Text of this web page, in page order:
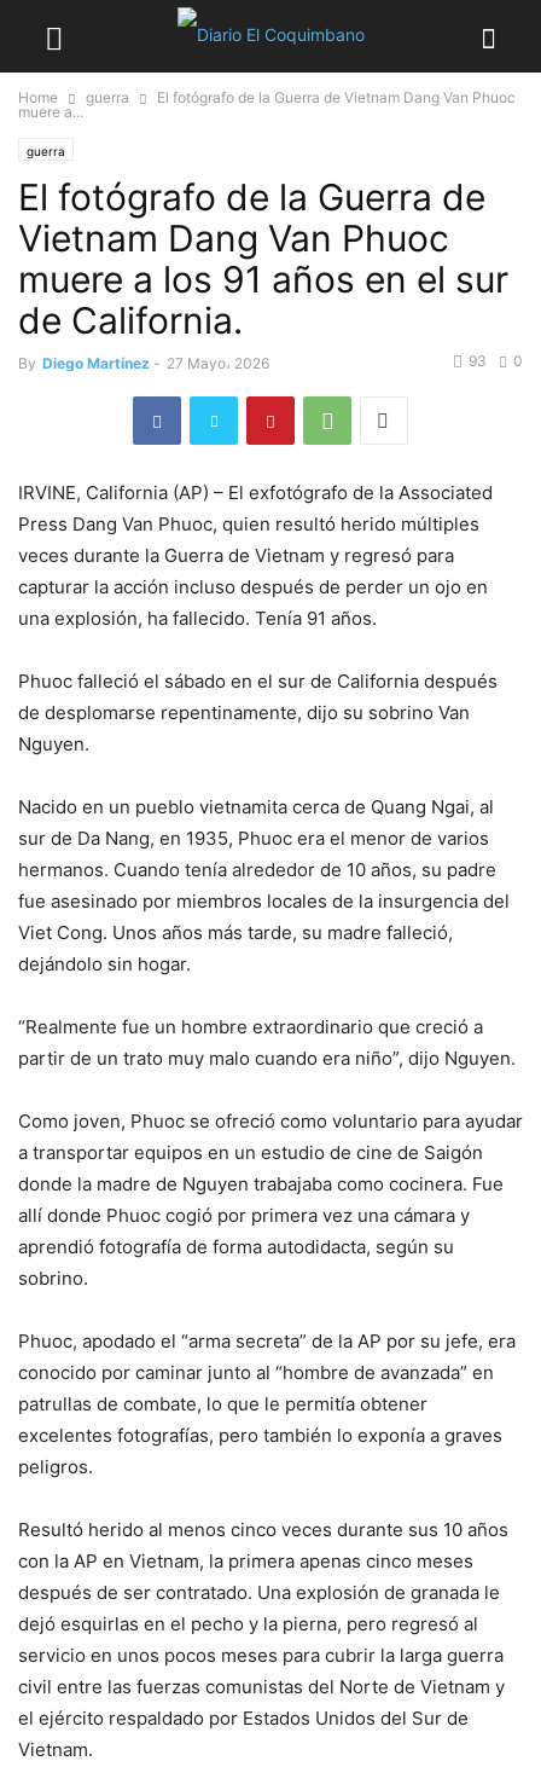
Home guerra
El fotógrafo de la Guerra de Vietnam Dang Van Phuoc
muere a...
guerra
El fotógrafo de la Guerra de
Vietnam Dang Van Phuoc
muere a los 91 años en el sur
de California.
By Diego Martínez - 27 Mayo، 2026 0
93
IRVINE, California (AP) – El exfotógrafo de la Associated
Press Dang Van Phuoc, quien resultó herido múltiples
veces durante la Guerra de Vietnam y regresó para
capturar la acción incluso después de perder un ojo en
una explosión, ha fallecido. Tenía 91 años.
Phuoc falleció el sábado en el sur de California después
de desplomarse repentinamente, dijo su sobrino Van
Nguyen.
Nacido en un pueblo vietnamita cerca de Quang Ngai, al
sur de Da Nang, en 1935, Phuoc era el menor de varios
hermanos. Cuando tenía alrededor de 10 años, su padre
fue asesinado por miembros locales de la insurgencia del
Viet Cong. Unos años más tarde, su madre falleció,
dejándolo sin hogar.
“Realmente fue un hombre extraordinario que creció a
partir de un trato muy malo cuando era niño”, dijo Nguyen.
Como joven, Phuoc se ofreció como voluntario para ayudar
a transportar equipos en un estudio de cine de Saigón
donde la madre de Nguyen trabajaba como cocinera. Fue
allí donde Phuoc cogió por primera vez una cámara y
aprendió fotografía de forma autodidacta, según su
sobrino.
Phuoc, apodado el “arma secreta” de la AP por su jefe, era
conocido por caminar junto al “hombre de avanzada” en
patrullas de combate, lo que le permitía obtener
excelentes fotografías, pero también lo exponía a graves
peligros.
Resultó herido al menos cinco veces durante sus 10 años
con la AP en Vietnam, la primera apenas cinco meses
después de ser contratado. Una explosión de granada le
dejó esquirlas en el pecho y la pierna, pero regresó al
servicio en unos pocos meses para cubrir la larga guerra
civil entre las fuerzas comunistas del Norte de Vietnam y
el ejército respaldado por Estados Unidos del Sur de
Vietnam.